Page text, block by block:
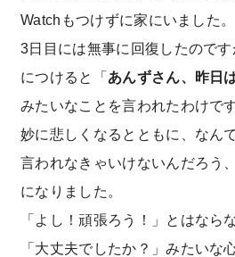
Watchもつけずに家にいました。
3日目には無事に回復したので
につけると「 あんずさん、昨日
みたいなことを言われたわけです
妙に悲しくなるとともに、なん
言われなきゃいけないんだろう
になりました。
「よし！頑張ろう！」とはなら
「大丈夫でしたか？」みたいな